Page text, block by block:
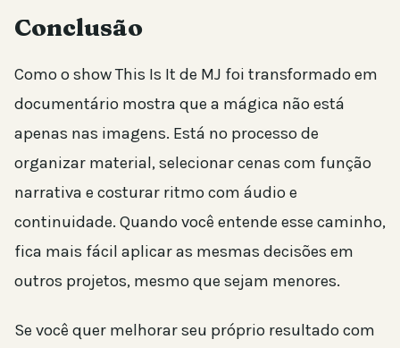
Conclusão
Como o show This Is It de MJ foi transformado em
documentário mostra que a mágica não está
apenas nas imagens. Está no processo de
organizar material, selecionar cenas com função
narrativa e costurar ritmo com áudio e
continuidade. Quando você entende esse caminho,
fica mais fácil aplicar as mesmas decisões em
outros projetos, mesmo que sejam menores.
Se você quer melhorar seu próprio resultado com